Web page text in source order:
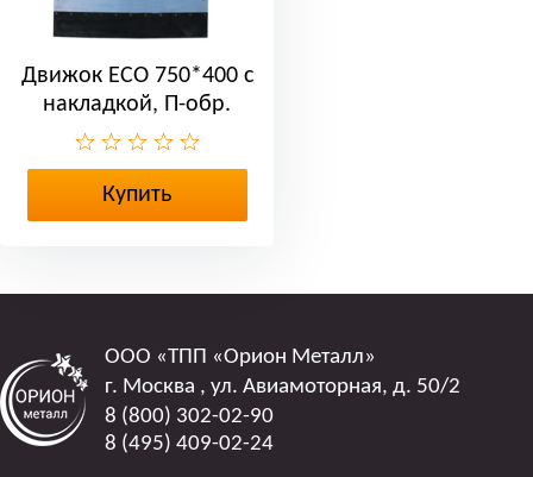
Движок ЕСО 750*400 с
накладкой, П-обр.
ручкой
Купить
ООО «ТПП «Орион Металл»
г. Москва , ул. Авиамоторная, д. 50/2
8 (800) 302-02-90
8 (495) 409-02-24